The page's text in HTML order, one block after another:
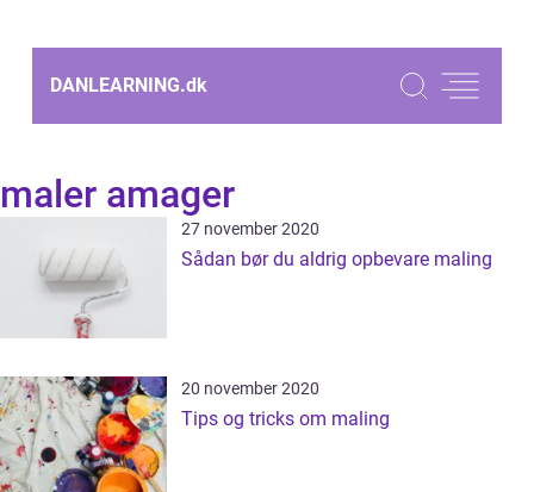
DANLEARNING.dk
maler amager
27 november 2020
Sådan bør du aldrig opbevare maling
20 november 2020
Tips og tricks om maling